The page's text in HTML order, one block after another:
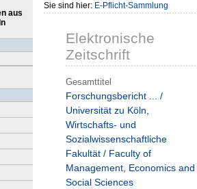
aus
Sie sind hier: E-Pflicht-Sammlung
Elektronische
Zeitschrift
Gesamttitel
Forschungsbericht ... /
Universität zu Köln,
Wirtschafts- und
Sozialwissenschaftliche
Fakultät / Faculty of
Management, Economics and
Social Sciences